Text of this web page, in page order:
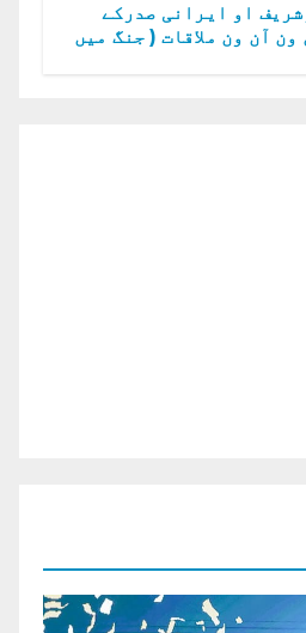
او ایرانی صدرکے
ون آن ون ملاقات ( جنگ میں